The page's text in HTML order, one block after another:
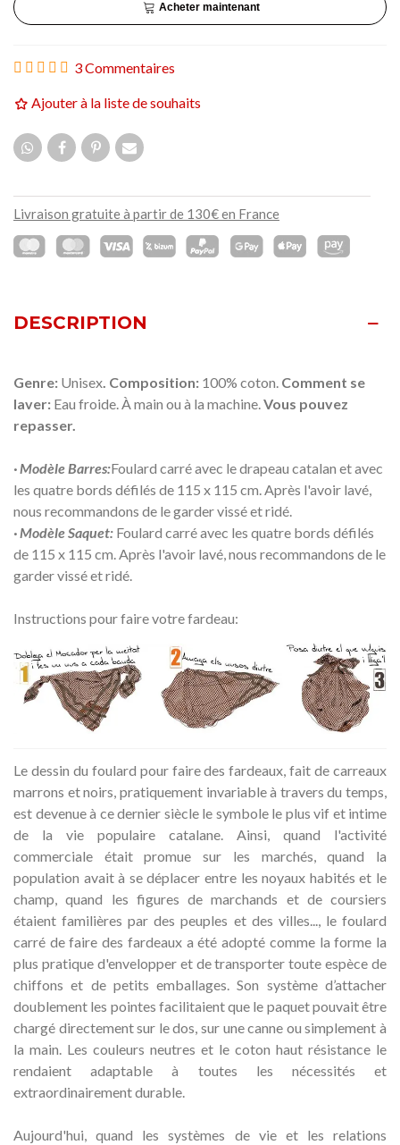
Acheter maintenant
3 Commentaires
Ajouter à la liste de souhaits
Livraison gratuite à partir de 130€ en France
DESCRIPTION
Genre: Unisex. Composition: 100% coton. Comment se
laver: Eau froide. À main ou à la machine.Vous pouvez
repasser.
· Modèle Barres:Foulard carré avec le drapeau catalan et avec
les quatre bords défilés de 115 x 115 cm. Après l'avoir lavé,
nous recommandons de le garder vissé et ridé.
· Modèle Saquet: Foulard carré avec les quatre bords défilés
de 115 x 115 cm. Après l'avoir lavé, nous recommandons de le
garder vissé et ridé.
Instructions pour faire votre fardeau:
Le dessin du foulard pour faire des fardeaux, fait de carreaux
marrons et noirs, pratiquement invariable à travers du temps,
est devenue à ce dernier siècle le symbole le plus vif et intime
de la vie populaire catalane. Ainsi, quand l'activité
commerciale était promue sur les marchés, quand la
population avait à se déplacer entre les noyaux habités et le
champ, quand les figures de marchands et de coursiers
étaient familières par des peuples et des villes..., le foulard
carré de faire des fardeaux a été adopté comme la forme la
plus pratique d'envelopper et de transporter toute espèce de
chiffons et de petits emballages. Son système d’attacher
doublement les pointes facilitaient que le paquet pouvait être
chargé directement sur le dos, sur une canne ou simplement à
la main. Les couleurs neutres et le coton haut résistance le
rendaient adaptable à toutes les nécessités et
extraordinairement durable.
Aujourd'hui, quand les systèmes de vie et les relations